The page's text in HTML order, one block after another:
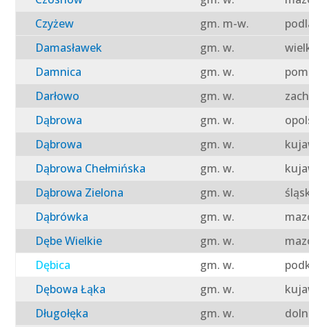
Czyżew
gm. m-w.
Damasławek
gm. w.
Damnica
gm. w.
Darłowo
gm. w.
Dąbrowa
gm. w.
Dąbrowa
gm. w.
Dąbrowa Chełmińska
gm. w.
Dąbrowa Zielona
gm. w.
Dąbrówka
gm. w.
Dębe Wielkie
gm. w.
Dębica
gm. w.
Dębowa Łąka
gm. w.
Długołęka
gm. w.